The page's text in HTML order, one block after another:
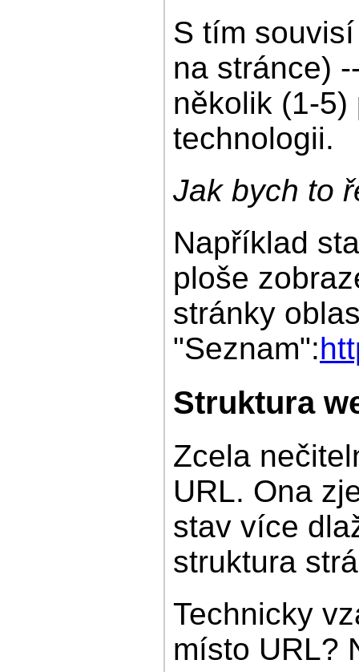
S tím
na stránce)
několik (1-
technologii.
Jak bych to
Například
ploše
stránky
"Seznam":
Struktura
Zcela
URL. Ona
stav více
struktura
Technicky
místo URL?